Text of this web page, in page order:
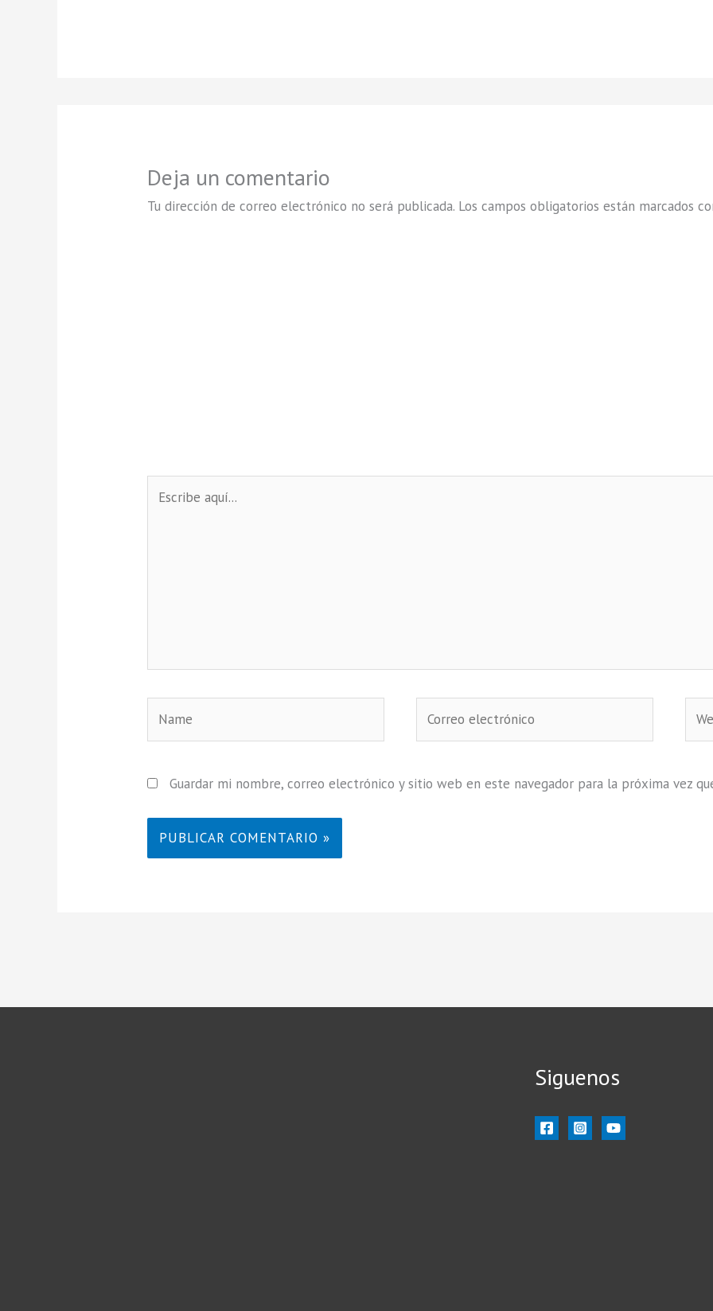
Deja un comentario
Tu dirección de correo electrónico no será publicada. Los campos obligatorios están marcados
aquí...
electrónico
Guardar mi nombre, correo electrónico y sitio web en este navegador para la próxima vez
Siguenos